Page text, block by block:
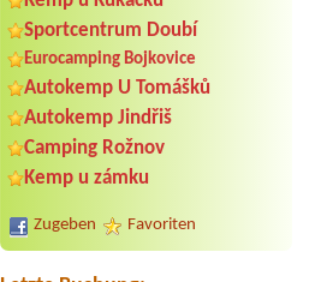
Sportcentrum Doubí
Eurocamping Bojkovice
Autokemp U Tomášků
Autokemp Jindřiš
Camping Rožnov
Kemp u zámku
Zugeben Favoriten
Termin ab 2026-07-25 |
Erika
1x for car only, no tent or anything
else
Amerika
4A Für 10 Personen Erwaksene
Termin ab 2026-07-29 |